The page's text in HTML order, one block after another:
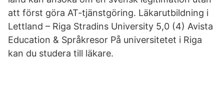
att först göra AT-tjänstgöring. Läkarutbildning i
Lettland – Riga Stradins University 5,0 (4) Avista
Education & Språkresor På universitetet i Riga
kan du studera till läkare.